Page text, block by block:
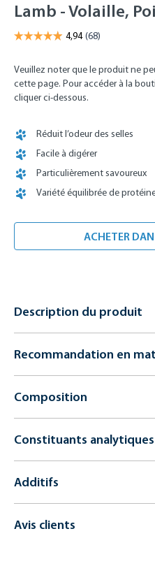
Lamb - Volaille,
Veuillez noter que le produit ne
cette page. Pour accéder à la
cliquer ci-dessous.
Réduit l’odeur des selles
Facile à digérer
Particulièrement savoureux
Variété équilibrée de
ACHETER
Description du produit
Recommandation en
Composition
Constituants analytiques
Additifs
Avis clients